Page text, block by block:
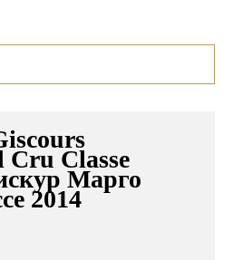
Classe
Марго
2014